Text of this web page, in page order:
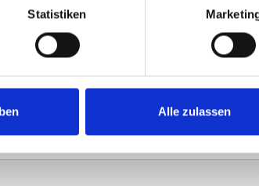
Statistiken
Alle zulassen
Objekt in das Formular ein.
Senden
mit Ihnen Ihr Projekt.